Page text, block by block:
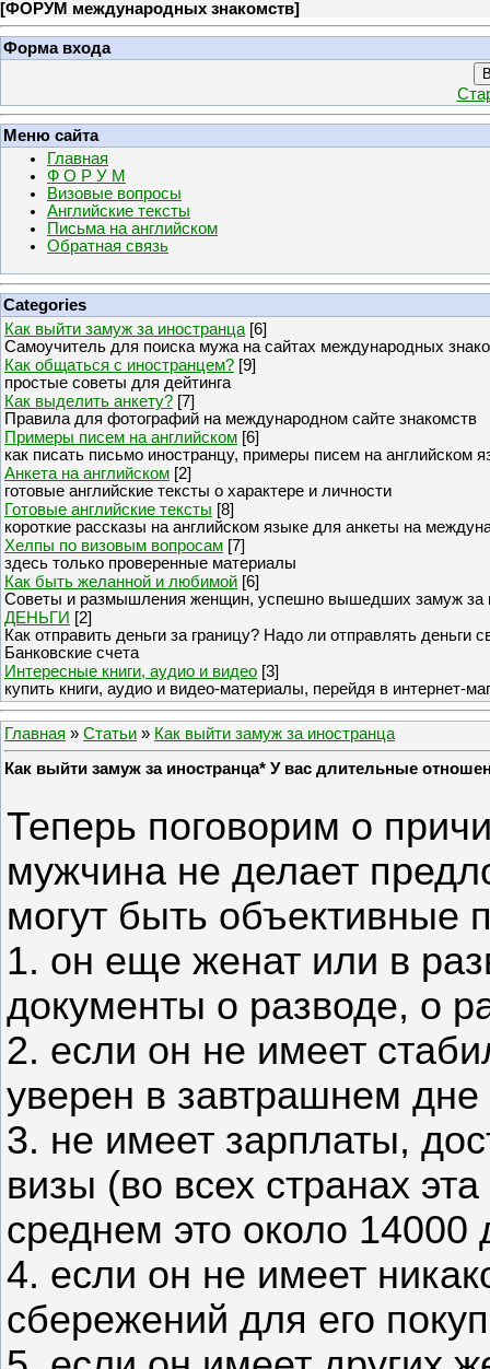
[ФОРУМ международных знакомств]
Форма входа
Меню сайта
Главная
Ф О Р У М
Визовые вопросы
Английские тексты
Письма на английском
Обратная связь
Categories
Как выйти замуж за иностранца [6]
Самоучитель для поиска мужа на сайтах международных
Как общаться с иностранцем? [9]
простые советы для дейтинга
Как выделить анкету? [7]
Правила для фотографий на международном сайте знакомств
Примеры писем на английском [6]
как писать письмо иностранцу, примеры писем на английском
Анкета на английском [2]
готовые английские тексты о характере и личности
Готовые английские тексты [8]
короткие рассказы на английском языке для анкеты на
Хелпы по визовым вопросам [7]
здесь только проверенные материалы
Как быть желанной и любимой [6]
Советы и размышления женщин, успешно вышедших замуж за
ДЕНЬГИ [2]
Как отправить деньги за границу? Надо ли отправлять деньги
Банковские счета
Интересные книги, аудио и видео [3]
купить книги, аудио и видео-материалы, перейдя в интернет-
Главная » Статьи » Как выйти замуж за иностранца
Как выйти замуж за иностранца* У вас длительные
Теперь поговорим о
мужчина не делает
могут быть объективные
1. он еще женат или в
документы о разводе, о
2. если он не имеет
уверен в завтрашнем дне
3. не имеет зарплаты,
визы (во всех странах
среднем это около 14000
4. если он не имеет
сбережений для его